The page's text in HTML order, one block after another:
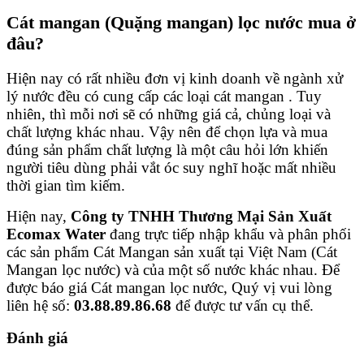
Cát mangan (Quặng mangan) lọc nước mua ở
đâu?
Hiện nay có rất nhiều đơn vị kinh doanh về ngành xử
lý nước đều có cung cấp các loại cát mangan . Tuy
nhiên, thì mỗi nơi sẽ có những giá cả, chủng loại và
chất lượng khác nhau. Vậy nên để chọn lựa và mua
đúng sản phẩm chất lượng là một câu hỏi lớn khiến
người tiêu dùng phải vắt óc suy nghĩ hoặc mất nhiều
thời gian tìm kiếm.
Hiện nay, Công ty TNHH Thương Mại Sản Xuất
Ecomax Water đang trực tiếp nhập khẩu và phân phối
các sản phẩm Cát Mangan sản xuất tại Việt Nam (Cát
Mangan lọc nước) và của một số nước khác nhau. Để
được báo giá Cát mangan lọc nước, Quý vị vui lòng
liên hệ số: 03.88.89.86.68 để được tư vấn cụ thể.
Đánh giá